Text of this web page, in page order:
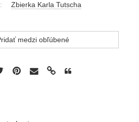
Zbierka Karla Tutscha
medzi obľúbené